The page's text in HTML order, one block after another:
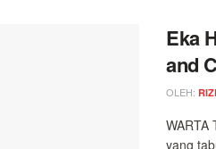
Eka
and
OLEH:
WARTA
yang